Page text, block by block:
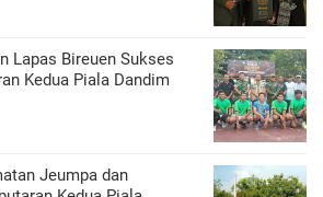
Lapas Bireuen Sukses
Kedua Piala Dandim
Jeumpa dan